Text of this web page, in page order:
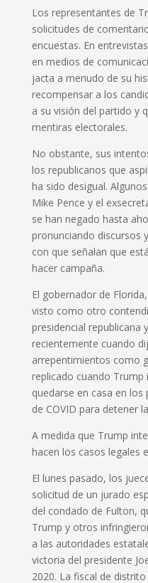
Los representantes de
solicitudes de
encuestas. En
en medios de
jacta a menudo de su
recompensar a los
a su visión del partido y
mentiras electorales.
No obstante, sus
los republicanos que
ha sido desigual.
Mike Pence y el
se han negado hasta
pronunciando discursos
con que señalan que
hacer campaña.
El gobernador de
visto como otro
presidencial republicana
recientemente cuando
arrepentimientos como
replicado cuando
quedarse en casa en
de COVID para detener
A medida que Trump
hacen los casos legales
El lunes pasado, los
solicitud de un jurado
del condado de Fulton,
Trump y otros
a las autoridades
victoria del presidente
2020. La fiscal de